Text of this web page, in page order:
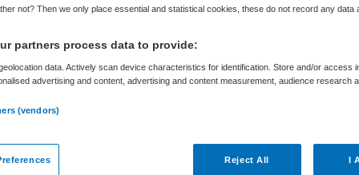
Gelderse Vallei kampt met grote
not? Then we only place essential and statistical cookies, these do not record any data
partners process data to provide:
data. Actively scan device characteristics for identification. Store and/or access
advertising and content, advertising and content measurement, audience research
(vendors)
Reject All I